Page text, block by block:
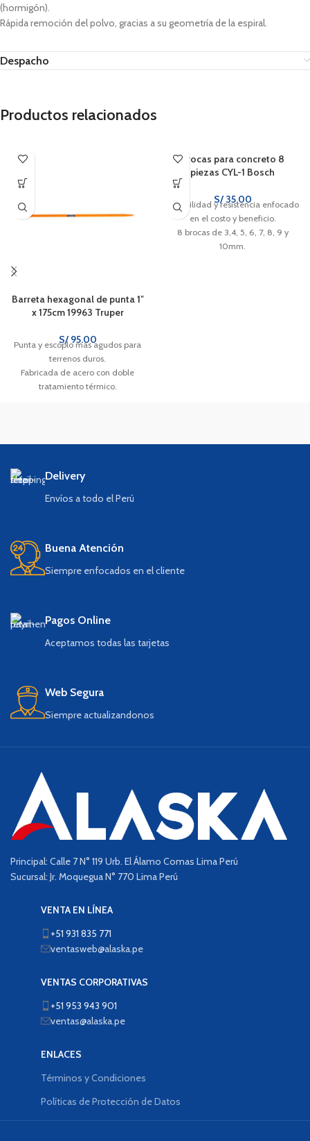
(hormigón).
Rápida remoción del polvo, gracias a su geometría de la espiral.
Despacho
Productos relacionados
Barreta hexagonal de punta 1″
x 175cm 19963 Truper
S/95.00
Punta y escoplo más agudos para
terrenos duros.
Fabricada de acero con doble
tratamiento térmico.
Brocas para concreto 8
piezas CYL-1 Bosch
S/35.00
Durabilidad y resistencia enfocado
en el costo y beneficio.
8 brocas de 3,4, 5, 6, 7, 8, 9 y
10mm.
Delivery
Envíos a todo el Perú
Buena Atención
Siempre enfocados en el cliente
Pagos Online
Aceptamos todas las tarjetas
Web Segura
Siempre actualizandonos
Principal: Calle 7 N° 119 Urb. El Álamo Comas Lima Perú
Sucursal: Jr. Moquegua N° 770 Lima Perú
VENTA EN LÍNEA
+51 931 835 771
ventasweb@alaska.pe
VENTAS CORPORATIVAS
+51 953 943 901
ventas@alaska.pe
ENLACES
Términos y Condiciones
Políticas de Protección de Datos